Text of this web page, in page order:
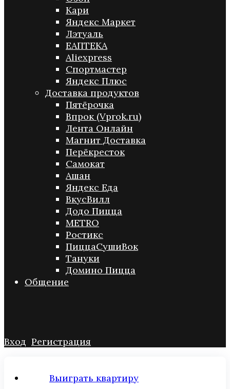
Кари
Яндекс Маркет
Лэтуаль
ЕАПТЕКА
Aliexpress
Спортмастер
Яндекс Плюс
Доставка продуктов
Пятёрочка
Впрок (Vprok.ru)
Лента Онлайн
Магнит Доставка
Перёкресток
Самокат
Ашан
Яндекс Еда
ВкусВилл
Додо Пицца
METRO
Ростикс
ПиццаСушиВок
Тануки
Домино Пицца
Общение
Вход Регистрация
Выиграть квартиру